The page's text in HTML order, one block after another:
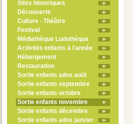
Sites historiques
Découverte
Culture - Théâtre
Festival
Médiathèque Ludothèque
Activités enfants à l'année
Hébergement
Restauration
Sortie enfants ados août
Sortie enfants septembre
Sortie enfants octobre
Sortie enfants novembre
Sortie enfants décembre
Sortie enfants ados janvier